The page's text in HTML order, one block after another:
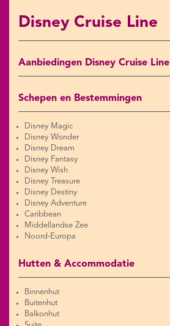
Disney Cruise Line
Aanbiedingen Disney Cruise Line
Schepen en Bestemmingen
Disney Magic
Disney Wonder
Disney Dream
Disney Fantasy
Disney Wish
Disney Treasure
Disney Destiny
Disney Adventure
Caribbean
Middellandse Zee
Noord-Europa
Hutten & Accommodatie
Binnenhut
Buitenhut
Balkonhut